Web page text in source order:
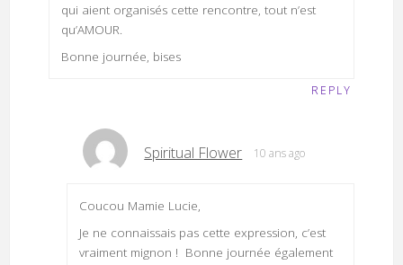
qui aient organisés cette rencontre, tout n’est
qu’AMOUR.
Bonne journée, bises
REPLY
Spiritual Flower 10 ans ago
Coucou Mamie Lucie,
Je ne connaissais pas cette expression, c’est
vraiment mignon ! Bonne journée également